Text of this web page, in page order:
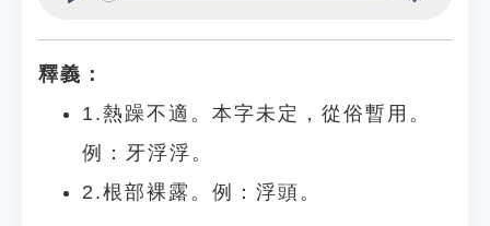
釋義：
1.熱躁不適。本字未定，從俗暫用。
例：牙浮浮。
2.根部裸露。例：浮頭。